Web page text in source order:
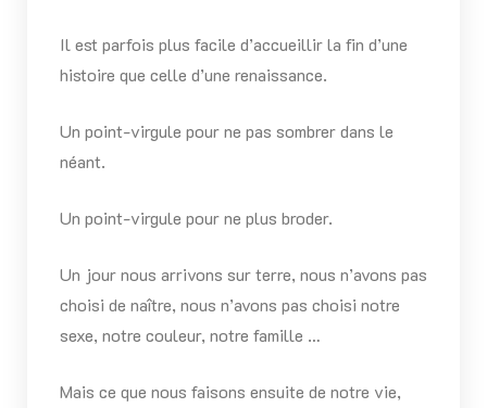
Il est parfois plus facile d’accueillir la fin d’une
histoire que celle d’une renaissance.
Un point-virgule pour ne pas sombrer dans le
néant.
Un point-virgule pour ne plus broder.
Un jour nous arrivons sur terre, nous n’avons pas
choisi de naître, nous n’avons pas choisi notre
sexe, notre couleur, notre famille …
Mais ce que nous faisons ensuite de notre vie,